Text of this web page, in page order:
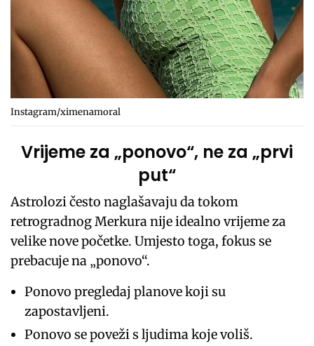
Instagram/ximenamoral
Vrijeme za „ponovo“, ne za „prvi
put“
Astrolozi često naglašavaju da tokom
retrogradnog Merkura nije idealno vrijeme za
velike nove početke. Umjesto toga, fokus se
prebacuje na „ponovo“.
Ponovo pregledaj planove koji su
zapostavljeni.
Ponovo se poveži s ljudima koje voliš.